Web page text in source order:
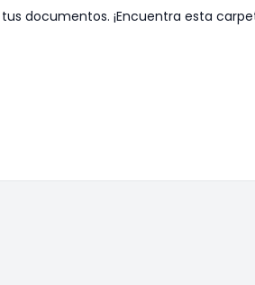
documentos. ¡Encuentra esta